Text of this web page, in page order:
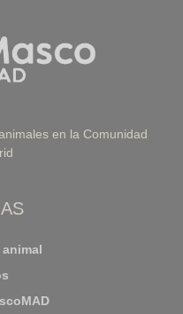
en la Comunidad